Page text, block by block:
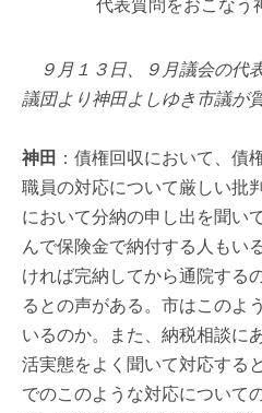
代表質問をおこなう
９月１３日、９月議会の代
議団より神田よしゆき市議が
神田 ：債権回収において、債
職員の対応について厳しい批
において分納の申し出を聞い
んで保険金で納付する人もい
ければ完納してから通院する
るとの声がある。市はこのよ
いるのか。また、納税相談に
活実態をよく聞いて対応する
でのこのような対応について